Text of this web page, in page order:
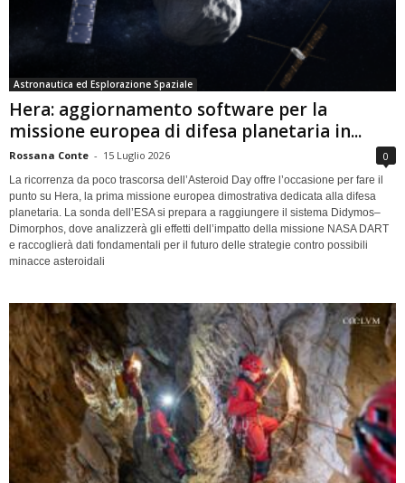
Astronautica ed Esplorazione Spaziale
Hera: aggiornamento software per la
missione europea di difesa planetaria in...
Rossana Conte - 15 Luglio 2026 0
La ricorrenza da poco trascorsa dell’Asteroid Day offre l’occasione per fare il
punto su Hera, la prima missione europea dimostrativa dedicata alla difesa
planetaria. La sonda dell’ESA si prepara a raggiungere il sistema Didymos–
Dimorphos, dove analizzerà gli effetti dell’impatto della missione NASA DART
e raccoglierà dati fondamentali per il futuro delle strategie contro possibili
minacce asteroidali